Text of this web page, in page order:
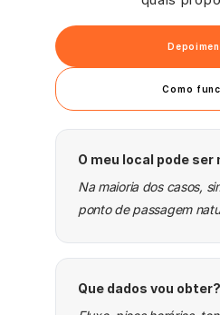
Como
O meu local pode ser
Na maioria dos casos,
ponto de passagem
Que dados vou obter?